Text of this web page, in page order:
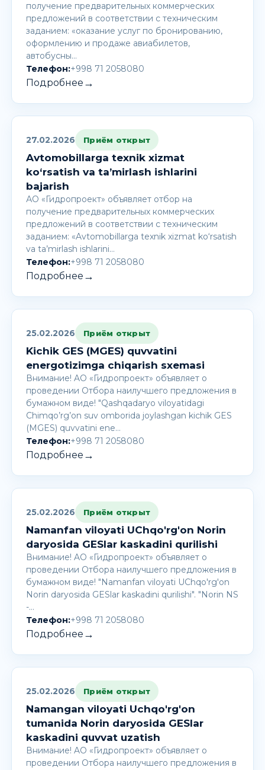
получение предварительных коммерческих
предложений в соответствии с техническим
заданием: «оказание услуг по бронированию,
оформлению и продаже авиабилетов,
автобусны…
Телефон:+998 71 2058080
Подробнее →
27.02.2026 Приём открыт
Avtomobillarga texnik xizmat
ko‘rsatish va ta’mirlash ishlarini
bajarish
АО «Гидропроект» объявляет отбор на
получение предварительных коммерческих
предложений в соответствии с техническим
заданием: «Avtomobillarga texnik xizmat ko‘rsatish
va ta’mirlash ishlarini…
Телефон:+998 71 2058080
Подробнее →
25.02.2026 Приём открыт
Kichik GES (MGES) quvvatini
energotizimga chiqarish sxemasi
Внимание! AО «Гидропроект» объявляет о
проведении Отбора наилучшего предложения в
бумажном виде! "Qashqadaryo viloyatidagi
Chimqo’rg’on suv omborida joylashgan kichik GES
(MGES) quvvatini ene…
Телефон:+998 71 2058080
Подробнее →
25.02.2026 Приём открыт
Namanfan viloyati UChqo'rg'on Norin
daryosida GESlar kaskadini qurilishi
Внимание! AО «Гидропроект» объявляет о
проведении Отбора наилучшего предложения в
бумажном виде! "Namanfan viloyati UChqo'rg'on
Norin daryosida GESlar kaskadini qurilishi". "Norin NS
-…
Телефон:+998 71 2058080
Подробнее →
25.02.2026 Приём открыт
Namangan viloyati Uchqo'rg'on
tumanida Norin daryosida GESlar
kaskadini quvvat uzatish
Внимание! AО «Гидропроект» объявляет о
проведении Отбора наилучшего предложения в